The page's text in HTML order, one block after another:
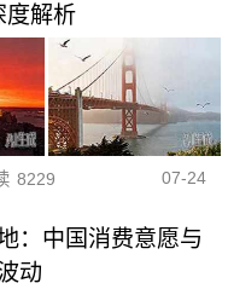
度解析
8229 07-24
：中国消费意愿与
动